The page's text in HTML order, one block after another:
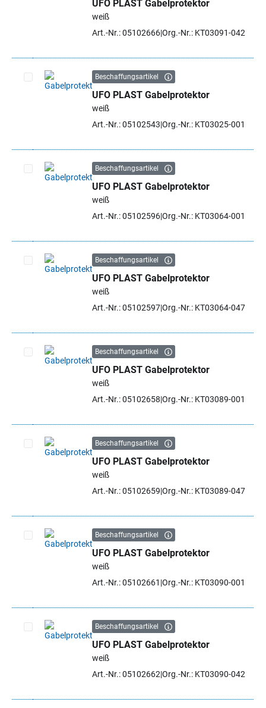
Artikel auswählen
UFO PLAST Gabelprotektor
weiß
Art.-Nr.: 05102666Org.-Nr.: KT03091-042
Artikel auswählen
Beschaffungsartikel
UFO PLAST Gabelprotektor
weiß
Art.-Nr.: 05102543 Org.-Nr.: KT03025-001
Artikel auswählen
Beschaffungsartikel
UFO PLAST Gabelprotektor
weiß
Art.-Nr.: 05102596Org.-Nr.: KT03064-001
Artikel auswählen
Beschaffungsartikel
UFO PLAST Gabelprotektor
weiß
Art.-Nr.: 05102597Org.-Nr.: KT03064-047
Artikel auswählen
Beschaffungsartikel
UFO PLAST Gabelprotektor
weiß
Art.-Nr.: 05102658 Org.-Nr.: KT03089-001
Artikel auswählen
Beschaffungsartikel
UFO PLAST Gabelprotektor
weiß
Art.-Nr.: 05102659 Org.-Nr.: KT03089-047
Artikel auswählen
Beschaffungsartikel
UFO PLAST Gabelprotektor
weiß
Art.-Nr.: 05102661 Org.-Nr.: KT03090-001
Artikel auswählen
Beschaffungsartikel
UFO PLAST Gabelprotektor
weiß
Art.-Nr.: 05102662 Org.-Nr.: KT03090-042